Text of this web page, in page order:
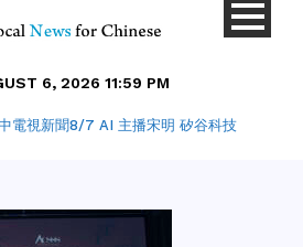
6, 2026 11:59 PM
電視新聞8/7 AI 主播宋明 矽谷科技
國亞洲文化及食品大展8/15起舉行